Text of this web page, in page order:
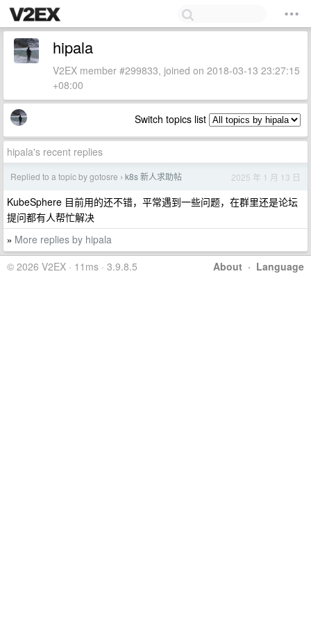
hipala
V2EX member #299833, joined on 2018-03-13 23:27:15
+08:00
Switch topics list
hipala's recent replies
Replied to a topic by gotosre › k8s 新人求助帖 2025 年 1 月 13 日
KubeSphere 目前用的还不错，平常遇到一些问题，在群里还是论坛
提问都有人帮忙解决
» More replies by hipala
About · Language
© 2026 V2EX · 11ms · 3.9.8.5